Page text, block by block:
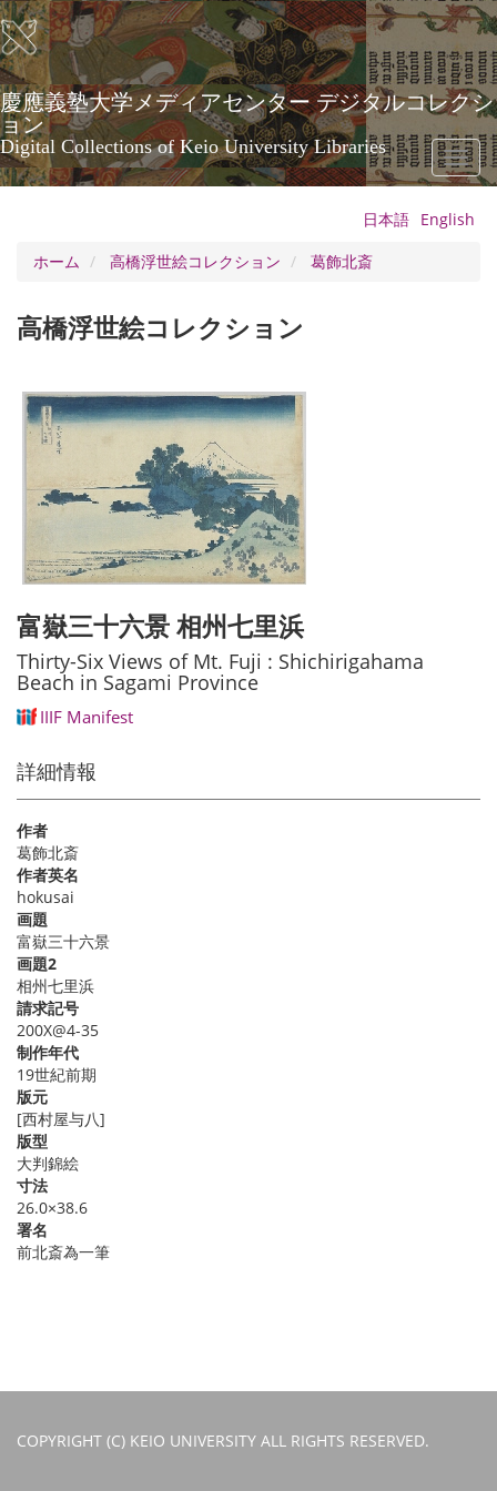
メ
イ
ン
コ
ン
テ
ン
ツ
に
慶應義塾大学メディアセンター デジタルコレクシ
ョン
Digital Collections of Keio University Libraries
Toggle
日本語 English
ホーム
高橋浮世絵コレクション 葛飾北斎
高橋浮世絵コレクション
富嶽三十六景 相州七里浜
Thirty-Six Views of Mt. Fuji : Shichirigahama
Beach in Sagami Province
IIIF Manifest
詳細情報
作者
葛飾北斎
作者英名
hokusai
画題
富嶽三十六景
画題2
相州七里浜
請求記号
200X@4-35
制作年代
19世紀前期
版元
[西村屋与八]
版型
大判錦絵
寸法
26.0×38.6
署名
前北斎為一筆
COPYRIGHT (C) KEIO UNIVERSITY ALL RIGHTS RESERVED.